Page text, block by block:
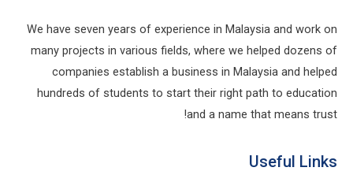
We have seven years of experience in Malaysia and work on
many projects in various fields, where we helped dozens of
companies establish a business in Malaysia and helped
hundreds of students to start their right path to education
and a name that means trust!
Useful Links​